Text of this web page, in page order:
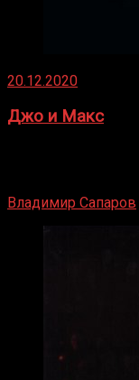
20.12.2020
Джо и Макс
Владимир Сапаров